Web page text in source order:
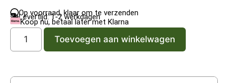
Op voorraad, klaar om te verzenden
Levertijd: 1-2 werkdagen
Koop nu, betaal later met Klarna
Toevoegen aan winkelwagen